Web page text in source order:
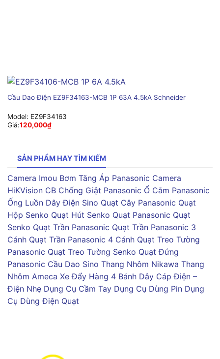
Cầu Dao Điện EZ9F34163-MCB 1P 63A 4.5kA Schneider
Model: EZ9F34163
Giá:120,000₫
SẢN PHẨM HAY TÌM KIẾM
Camera Imou Bơm Tăng Áp Panasonic Camera
HiKVision CB Chống Giật Panasonic Ổ Cắm Panasonic
Ống Luồn Dây Điện Sino Quạt Cây Panasonic Quạt
Hộp Senko Quạt Hút Senko Quạt Panasonic Quạt
Senko Quạt Trần Panasonic Quạt Trần Panasonic 3
Cánh Quạt Trần Panasonic 4 Cánh Quạt Treo Tường
Panasonic Quạt Treo Tường Senko Quạt Đứng
Panasonic Cầu Dao Sino Thang Nhôm Nikawa Thang
Nhôm Ameca Xe Đẩy Hàng 4 Bánh Dây Cáp Điện –
Điện Nhẹ Dụng Cụ Cầm Tay Dụng Cụ Dùng Pin Dụng
Cụ Dùng Điện Quạt